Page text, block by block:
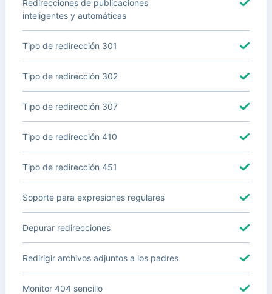
Redirecciones de publicaciones
inteligentes y automáticas
Tipo de redirección 301
Tipo de redirección 302
Tipo de redirección 307
Tipo de redirección 410
Tipo de redirección 451
Soporte para expresiones regulares
Depurar redirecciones
Redirigir archivos adjuntos a los padres
Monitor 404 sencillo